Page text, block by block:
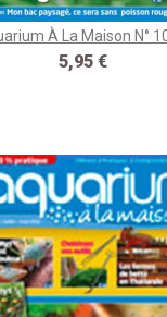
À La Maison N°
Prix
5,95 €